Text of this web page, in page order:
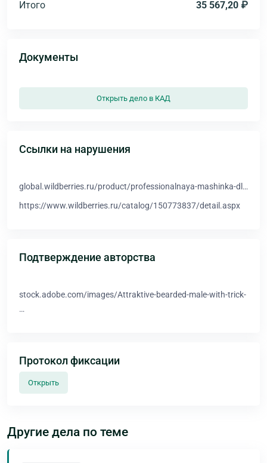
Итого 35 567,20 ₽
Документы
Открыть дело в КАД
Ссылки на нарушения
global.wildberries.ru/product/professionalnaya-mashinka-dl…
https://www.wildberries.ru/catalog/150773837/detail.aspx
Подтверждение авторства
stock.adobe.com/images/Attraktive-bearded-male-with-trick-
…
Протокол фиксации
Открыть
Другие дела по теме